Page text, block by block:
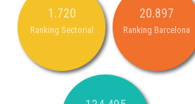
1.720
Ranking Sectorial
20.897
Ranking Barcelona